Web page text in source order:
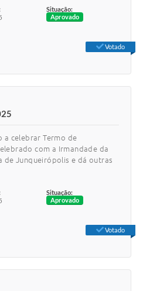
Situação:
Aprovado
Votado
a celebrar Termo de
com a Irmandade da
de Junqueirópolis e dá outras
Situação:
Aprovado
Votado